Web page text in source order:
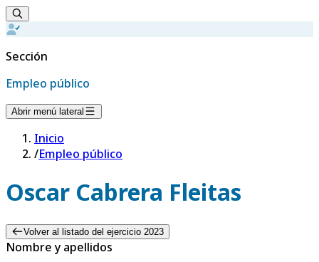
Sección
Empleo público
Abrir menú lateral
Inicio
/Empleo público
Oscar Cabrera Fleitas
Volver al listado del ejercicio 2023
Nombre y apellidos